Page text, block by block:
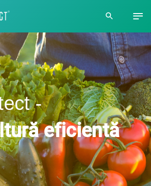
-
eficientă